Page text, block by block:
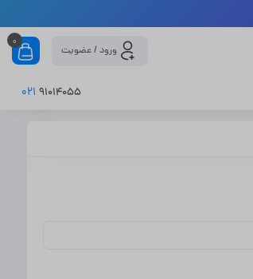
ورود / عضویت
0
91014055
021